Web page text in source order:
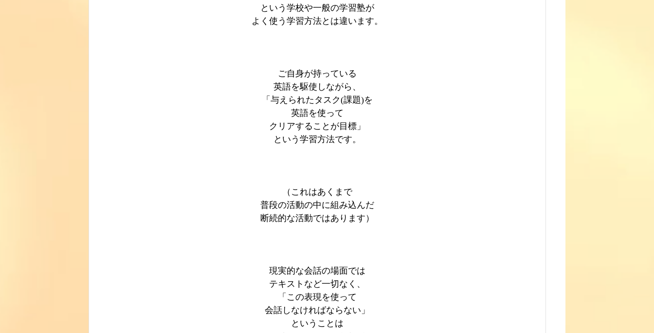
という学校や一般の学習塾が
よく使う学習方法とは違います。
ご自身が持っている
英語を駆使しながら、
「与えられたタスク(課題)を
英語を使って
クリアすることが目標」
という学習方法です。
（これはあくまで
普段の活動の中に組み込んだ
断続的な活動ではあります）
現実的な会話の場面では
テキストなど一切なく、
「この表現を使って
会話しなければならない」
ということは